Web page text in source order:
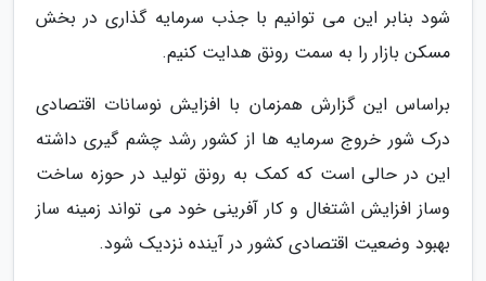
شود بنابر این می توانیم با جذب سرمایه گذاری در بخش
مسکن بازار را به سمت رونق هدایت کنیم.
براساس این گزارش همزمان با افزایش نوسانات اقتصادی
درک شور خروج سرمایه ها از کشور رشد چشم گیری داشته
این در حالی است که کمک به رونق تولید در حوزه ساخت
وساز افزایش اشتغال و کار آفرینی خود می تواند زمینه ساز
بهبود وضعیت اقتصادی کشور در آینده نزدیک شود.